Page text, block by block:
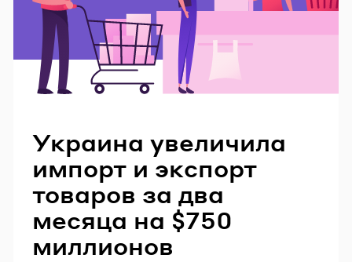
Украина увеличила
импорт и экспорт
товаров за два
месяца на $750
миллионов